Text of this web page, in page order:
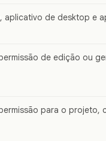
aplicativo de desktop e
de edição ou
para o projeto,